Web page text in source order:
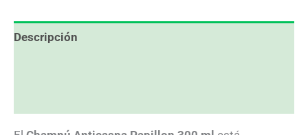
Descripción